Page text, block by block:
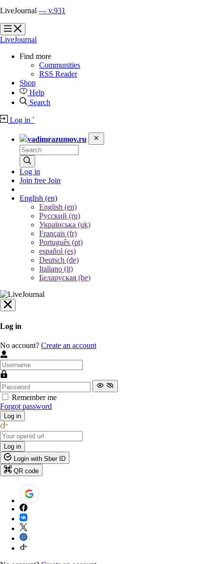
LiveJournal — v.931
?
?
LiveJournal
Find more
Communities
RSS Reader
Shop
Help
Search
Log in `
vadimrazumov.ru
Log in
Join free Join
English (en)
English (en)
Русский (ru)
Українська (uk)
Français (fr)
Português (pt)
español (es)
Deutsch (de)
Italiano (it)
Беларуская (be)
Log in
No account? Create an account
Remember me
Forgot password
Log in
Log in
Login with Sber ID
QR code